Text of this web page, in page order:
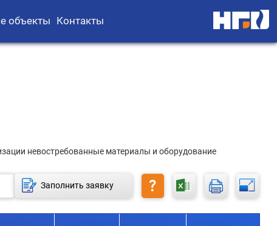
объекты Контакты
невостребованные материалы и оборудование
Заполнить заявку ИнформацияСкачать таблицу
Печать